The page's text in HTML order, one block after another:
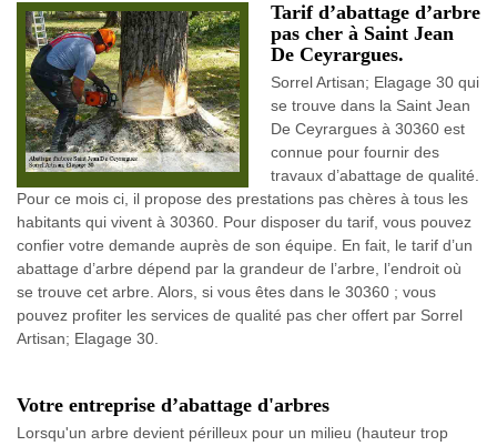
Tarif d’abattage d’arbre
pas cher à Saint Jean
De Ceyrargues.
Sorrel Artisan; Elagage 30 qui
se trouve dans la Saint Jean
De Ceyrargues à 30360 est
connue pour fournir des
travaux d’abattage de qualité.
Pour ce mois ci, il propose des prestations pas chères à tous les
habitants qui vivent à 30360. Pour disposer du tarif, vous pouvez
confier votre demande auprès de son équipe. En fait, le tarif d’un
abattage d’arbre dépend par la grandeur de l’arbre, l’endroit où
se trouve cet arbre. Alors, si vous êtes dans le 30360 ; vous
pouvez profiter les services de qualité pas cher offert par Sorrel
Artisan; Elagage 30.
Votre entreprise d’abattage d'arbres
Lorsqu'un arbre devient périlleux pour un milieu (hauteur trop